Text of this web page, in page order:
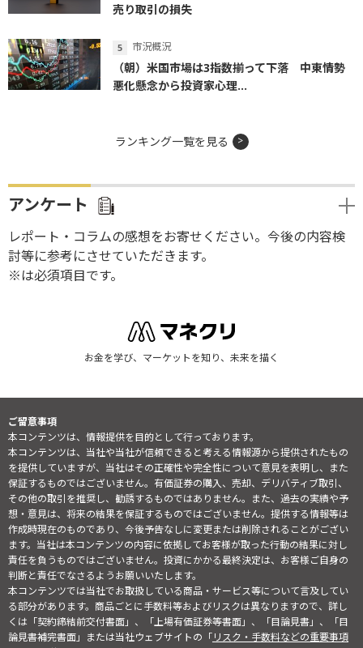
売り取引の損失
市況概況
（朝）米国市場は3指数揃って下落 中東情勢
悪化懸念から投資家心理...
ランキング一覧を見る
アンケート
レポート・コラムの感想をお寄せください。今後の内容検
討等に参考にさせていただきます。
※は必須項目です。
お金を学び、マーケットを知り、未来を描く
ご留意事項
本コンテンツは、情報提供を目的として行っております。
本コンテンツは、当社や当社が信頼できると考える情報源から提供されたもの
を提供していますが、当社はその正確性や完全性について意見を表明し、また
保証するものではございません。有価証券の購入、売却、デリバティブ取引、
その他の取引を推奨し、勧誘するものではありません。また、過去の実績や予
想・意見は、将来の結果を保証するものではございません。提供する情報等は
作成時現在のものであり、今後予告なしに変更または削除されることがござい
ます。当社は本コンテンツの内容に依拠してお客様が取った行動の結果に対し
責任を負うものではございません。投資にかかる最終決定は、お客様ご自身の
判断と責任でなさるようお願いいたします。
本コンテンツでは当社でお取扱している商品・サービス等について言及してい
る部分があります。商品ごとに手数料等およびリスクは異なりますので、詳し
くは「契約締結前交付書面」、「上場有価証券等書面」、「目論見書」、「目
論見書補完書面」または当社ウェブサイトの「リスク・手数料などの重要事項